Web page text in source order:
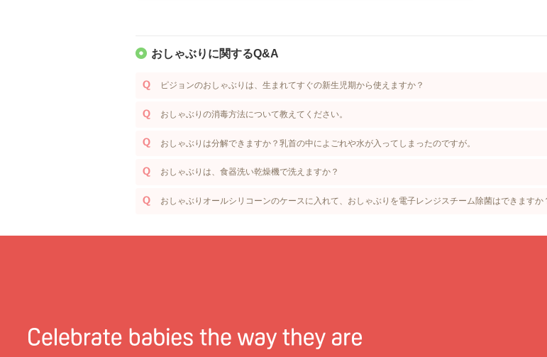
おしゃぶりに関するQ&A
ピジョンのおしゃぶりは、生まれてすぐの新生児期から使えますか？
おしゃぶりの消毒方法について教えてください。
おしゃぶりは分解できますか？乳首の中によごれや水が入ってしまったのですが。
おしゃぶりは、食器洗い乾燥機で洗えますか？
おしゃぶりオールシリコーンのケースに入れて、おしゃぶりを電子レンジスチーム除菌はできますか